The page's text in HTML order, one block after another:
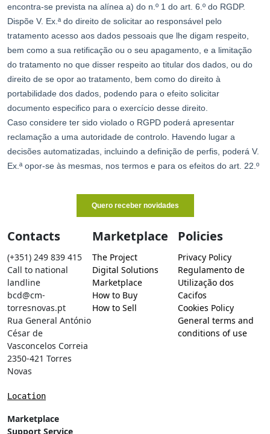
Contacts
(+351) 249 839 415
Call to national
landline
bcd@cm-
torresnovas.pt
Rua General António
César de
Vasconcelos Correia
2350-421 Torres
Novas
Location
Marketplace
Support Service
Marketplace
The Project
Digital Solutions
Marketplace
How to Buy
How to Sell
Policies
Privacy Policy
Regulamento de
Utilização dos
Cacifos
Cookies Policy
General terms and
conditions of use